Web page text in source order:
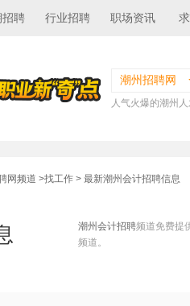
招聘 行业招聘 职场资讯
潮州招聘网
人气火爆的潮州
网频道 >找工作 > 最新潮州会计招聘信息
潮州会计招聘频道免费提
频道。